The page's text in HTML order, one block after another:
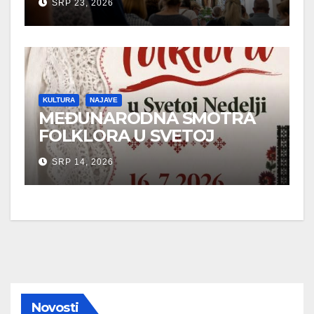
KAPELI
SRP 23, 2026
KULTURA NAJAVE
MEĐUNARODNA SMOTRA
FOLKLORA U SVETOJ
NEDELJI
SRP 14, 2026
Novosti